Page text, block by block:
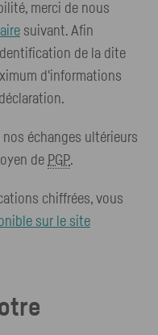
merci de nous
suivant. Afin
de la dite
d'informations
échanges ultérieurs
de PGP.
chiffrées, vous
sur le site